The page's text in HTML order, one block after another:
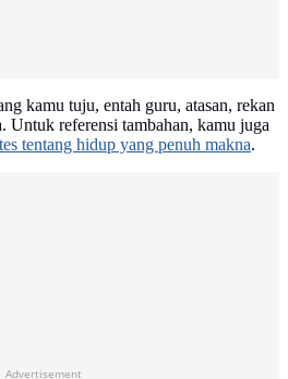
kamu tuju, entah guru, atasan, rekan
Untuk referensi tambahan, kamu juga
tentang hidup yang penuh makna.
Advertisement